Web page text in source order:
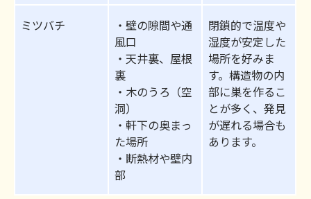
ミツバチ
・壁の隙間や通
風口
・天井裏、屋根
裏
・木のうろ（空
洞）
・軒下の奥まっ
た場所
・断熱材や壁内
部
閉鎖的で温度や
湿度が安定した
場所を好みま
す。構造物の内
部に巣を作るこ
とが多く、発見
が遅れる場合も
あります。